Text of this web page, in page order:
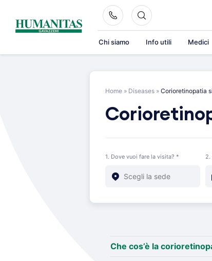
content
Chi siamo Info utili Medici
Home » Diseases » Corioretinopatia
1. Dove vuoi fare la visita? * 2.
Che cos’è la